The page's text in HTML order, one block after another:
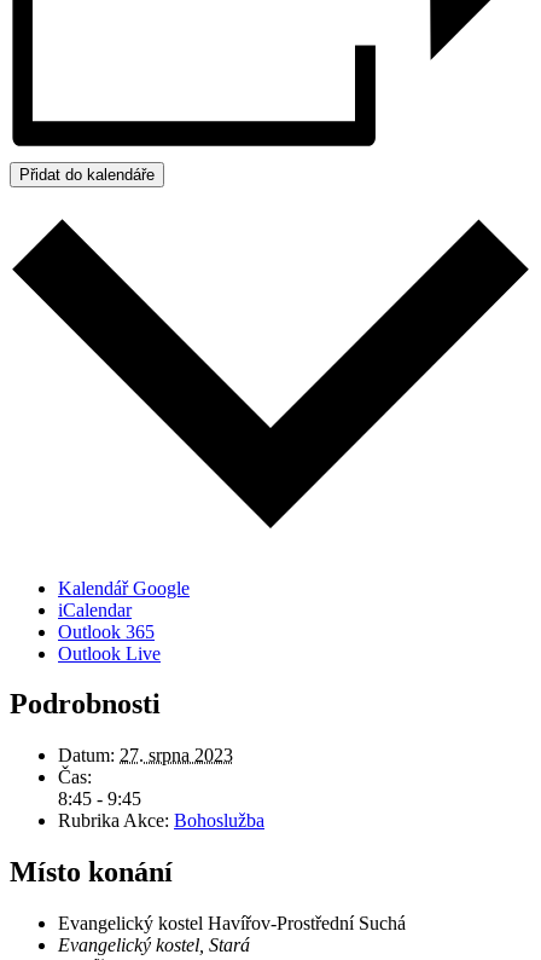
Přidat do kalendáře
Kalendář Google
iCalendar
Outlook 365
Outlook Live
Podrobnosti
Datum: 27. srpna 2023
Čas:
8:45 - 9:45
Rubrika Akce: Bohoslužba
Místo konání
Evangelický kostel Havířov-Prostřední Suchá
Evangelický kostel, Stará